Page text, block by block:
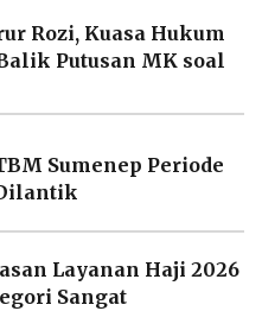
Rozi, Kuasa Hukum
Putusan MK soal
Sumenep Periode
Layanan Haji 2026
Sangat